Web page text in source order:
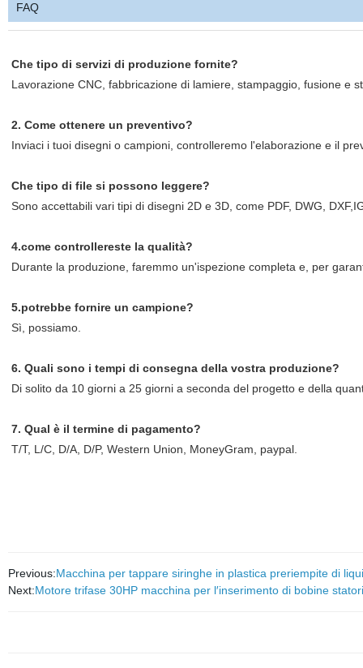
FAQ
Che tipo di servizi di produzione fornite?
Lavorazione CNC, fabbricazione di lamiere, stampaggio, fusione e
2. Come ottenere un preventivo?
Inviaci i tuoi disegni o campioni, controlleremo l'elaborazione e il
Che tipo di file si possono leggere?
Sono accettabili vari tipi di disegni 2D e 3D, come PDF, DWG,
4.come controllereste la qualità?
Durante la produzione, faremmo un'ispezione completa e, per
5.potrebbe fornire un campione?
Sì, possiamo.
6. Quali sono i tempi di consegna della vostra produzione?
Di solito da 10 giorni a 25 giorni a seconda del progetto e della
7. Qual è il termine di pagamento?
T/T, L/C, D/A, D/P, Western Union, MoneyGram, paypal.
Previous:Macchina per tappare siringhe in plastica preriempite di
Next:Motore trifase 30HP macchina per l′inserimento di bobine